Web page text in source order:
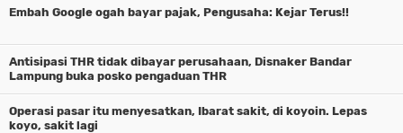
Embah Google ogah bayar pajak, Pengusaha: Kejar Terus!!
Antisipasi THR tidak dibayar perusahaan, Disnaker Bandar
Lampung buka posko pengaduan THR
Operasi pasar itu menyesatkan, Ibarat sakit, di koyoin. Lepas
koyo, sakit lagi